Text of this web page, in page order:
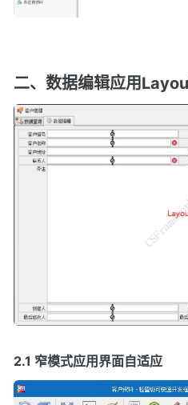
二、数据编辑应用
2.1 窄模式应用界面自适应